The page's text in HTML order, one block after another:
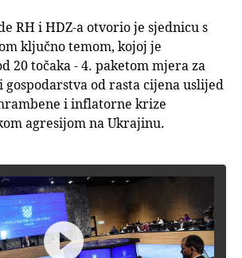
RH i HDZ-a otvorio je sjednicu s
ključno temom, kojoj je
20 točaka - 4. paketom mjera za
gospodarstva od rasta cijena uslijed
i inflatorne krize
agresijom na Ukrajinu.
